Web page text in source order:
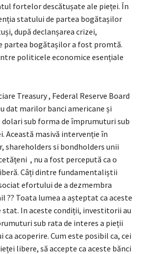
fortelor descătușate ale pieței. În
statului de partea bogătașilor
după declanșarea crizei,
partea bogătașilor a fost promtă.
politicele economice esențiale
Treasury , Federal Reserve Board
dat marilor banci americane și
sub forma de împrumuturi sub
Această masivă intervenție în
shareholders si bondholders unii
, nu a fost percepută ca o
Câți dintre fundamentaliștii
efortului de a dezmembra
Toata lumea a așteptat ca aceste
stat. In aceste condiții, investitorii au
sub rata de interes a pieții
acoperire. Cum este posibil ca, cei
libere, să accepte ca aceste bănci